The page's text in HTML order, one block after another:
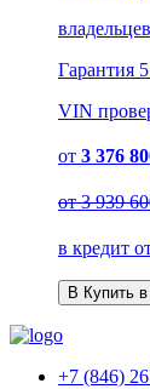
Гарантия
VIN
от 3 376
от3 939
в кредит
В Купить
+7 (846)